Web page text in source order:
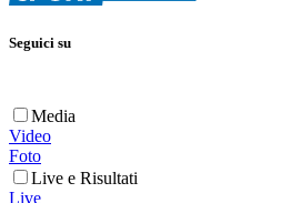
Seguici su
Media
Video
Foto
Live e Risultati
Live